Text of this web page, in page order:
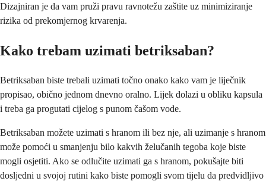
Dizajniran je da vam pruži pravu ravnotežu zaštite uz minimiziranje
rizika od prekomjernog krvarenja.
Kako trebam uzimati betriksaban?
Betriksaban biste trebali uzimati točno onako kako vam je liječnik
propisao, obično jednom dnevno oralno. Lijek dolazi u obliku kapsula
i treba ga progutati cijelog s punom čašom vode.
Betriksaban možete uzimati s hranom ili bez nje, ali uzimanje s hranom
može pomoći u smanjenju bilo kakvih želučanih tegoba koje biste
mogli osjetiti. Ako se odlučite uzimati ga s hranom, pokušajte biti
dosljedni u svojoj rutini kako biste pomogli svom tijelu da predvidljivo